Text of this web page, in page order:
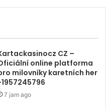
CZ –
online platforma
milovníky karetních her
7 jam ago